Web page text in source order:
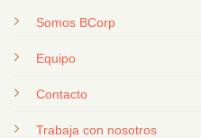
Somos BCorp
Equipo
Contacto
Trabaja con nosotros